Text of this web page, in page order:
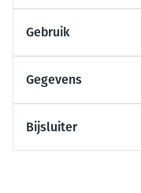
Gebruik
Gegevens
Bijsluiter